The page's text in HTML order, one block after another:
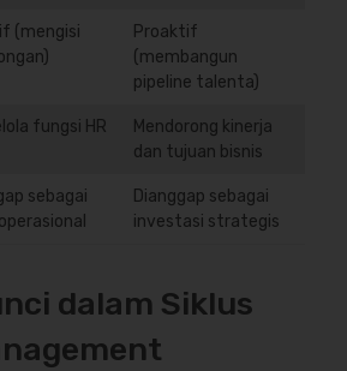
(mengisi
Proaktif
(membangun
pipeline talenta)
fungsi HR
Mendorong kinerja
dan tujuan bisnis
sebagai
Dianggap sebagai
investasi strategis
dalam Siklus